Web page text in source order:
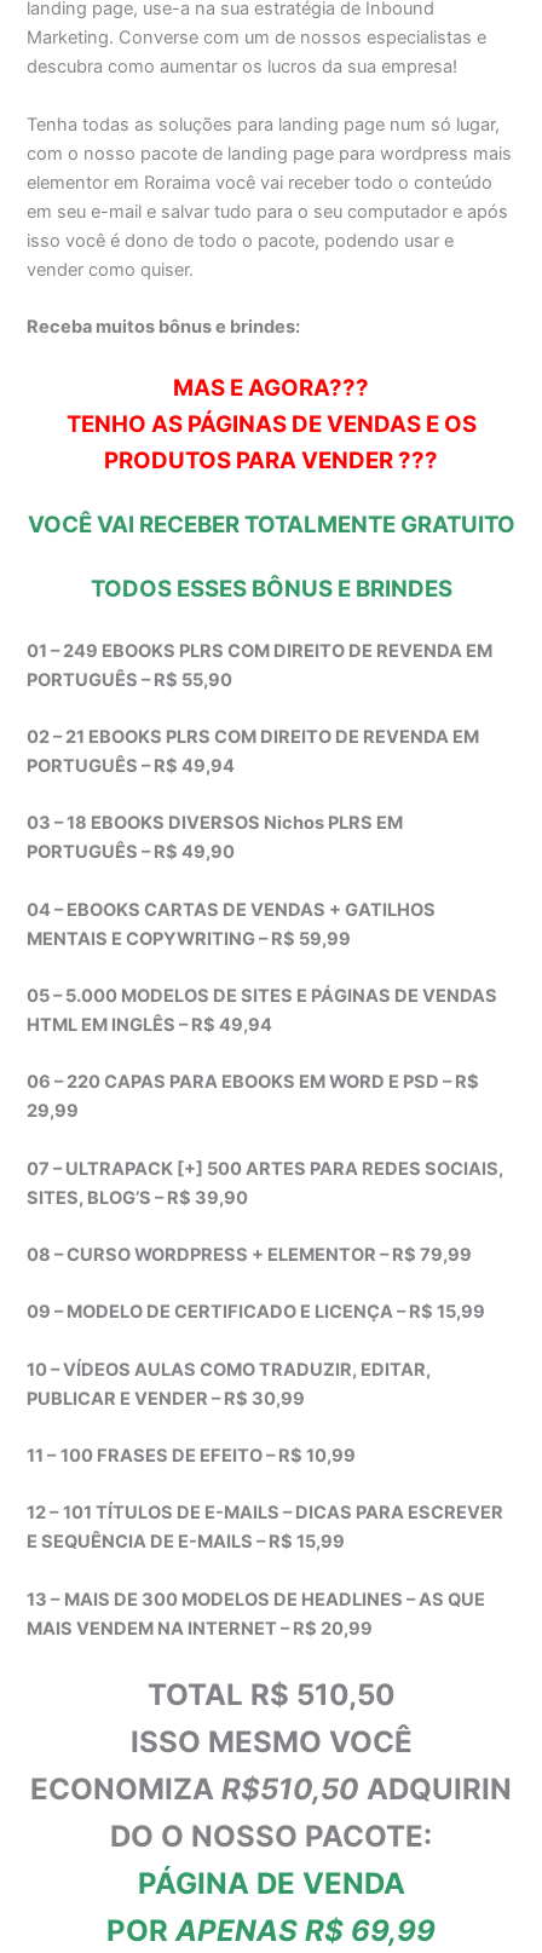
landing page, use-a na sua estratégia de Inbound
Marketing. Converse com um de nossos especialistas e
descubra como aumentar os lucros da sua empresa!
Tenha todas as soluções para landing page num só lugar,
com o nosso pacote de landing page para wordpress mais
elementor em Roraima você vai receber todo o conteúdo
em seu e-mail e salvar tudo para o seu computador e após
isso você é dono de todo o pacote, podendo usar e
vender como quiser.
Receba muitos bônus e brindes:
MAS E AGORA???
TENHO AS PÁGINAS DE VENDAS E OS
PRODUTOS PARA VENDER ???
VOCÊ VAI RECEBER TOTALMENTE GRATUITO
TODOS ESSES BÔNUS E BRINDES
01 – 249 EBOOKS PLRS COM DIREITO DE REVENDA EM
PORTUGUÊS – R$ 55,90
02 – 21 EBOOKS PLRS COM DIREITO DE REVENDA EM
PORTUGUÊS – R$ 49,94
03 – 18 EBOOKS DIVERSOS Nichos PLRS EM
PORTUGUÊS – R$ 49,90
04 – EBOOKS CARTAS DE VENDAS + GATILHOS
MENTAIS E COPYWRITING – R$ 59,99
05 – 5.000 MODELOS DE SITES E PÁGINAS DE VENDAS
HTML EM INGLÊS – R$ 49,94
06 – 220 CAPAS PARA EBOOKS EM WORD E PSD – R$
29,99
07 – ULTRAPACK [+] 500 ARTES PARA REDES SOCIAIS,
SITES, BLOG’S – R$ 39,90
08 – CURSO WORDPRESS + ELEMENTOR – R$ 79,99
09 – MODELO DE CERTIFICADO E LICENÇA – R$ 15,99
10 – VÍDEOS AULAS COMO TRADUZIR, EDITAR,
PUBLICAR E VENDER – R$ 30,99
11 – 100 FRASES DE EFEITO – R$ 10,99
12 – 101 TÍTULOS DE E-MAILS – DICAS PARA ESCREVER
E SEQUÊNCIA DE E-MAILS – R$ 15,99
13 – MAIS DE 300 MODELOS DE HEADLINES – AS QUE
MAIS VENDEM NA INTERNET – R$ 20,99
TOTAL R$ 510,50
ISSO MESMO VOCÊ
ECONOMIZA R$510,50 ADQUIRIN
DO O NOSSO PACOTE:
PÁGINA DE VENDA
PORAPENAS R$ 69,99